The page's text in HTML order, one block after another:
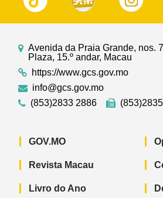
Avenida da Praia Grande, nos.
Plaza, 15.º andar, Macau
https://www.gcs.gov.mo
info@gcs.gov.mo
(853)2833 2886
GOV.MO
Revista Macau
Livro do Ano